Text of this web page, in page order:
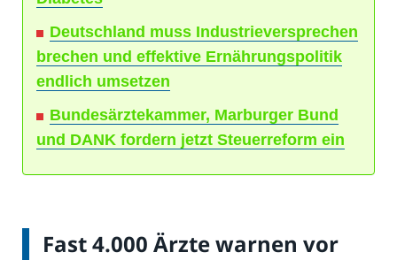
Deutschland muss Industrieversprechen
brechen und effektive Ernährungspolitik
endlich umsetzen
Bundesärztekammer, Marburger Bund
und DANK fordern jetzt Steuerreform ein
Fast 4.000 Ärzte warnen vor